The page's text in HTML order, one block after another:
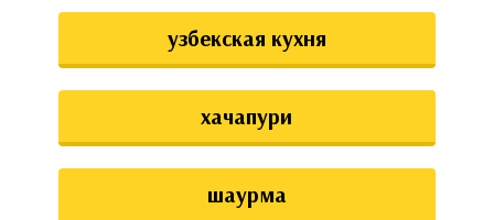
узбекская кухня
хачапури
шаурма